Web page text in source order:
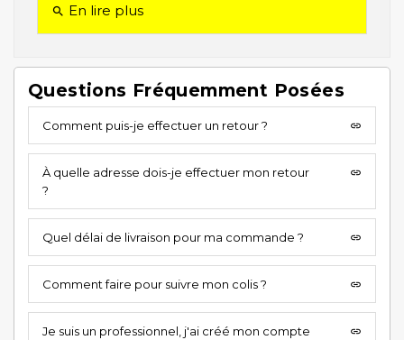
search En lire plus
Questions Fréquemment Posées
Comment puis-je effectuer un retour ? insert_link
À quelle adresse dois-je effectuer mon retour
?
insert_link
Quel délai de livraison pour ma commande ? insert_link
Comment faire pour suivre mon colis ? insert_link
Je suis un professionnel, j'ai créé mon compte
insert_link